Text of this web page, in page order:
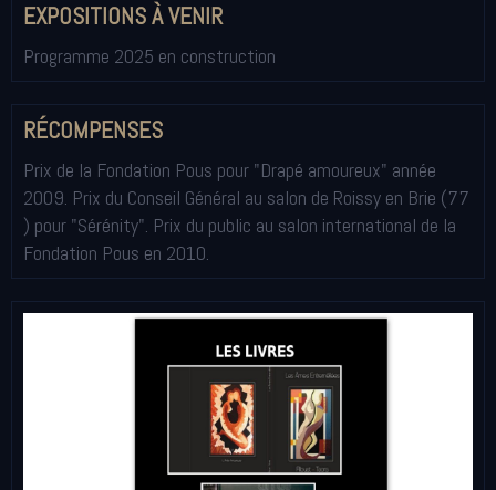
EXPOSITIONS À VENIR
Programme 2025 en construction
RÉCOMPENSES
Prix de la Fondation Pous pour "Drapé amoureux" année
2009. Prix du Conseil Général au salon de Roissy en Brie (77
) pour "Sérénity". Prix du public au salon international de la
Fondation Pous en 2010.